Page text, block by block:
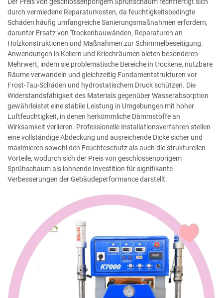
durch vermiedene Reparaturkosten, da feuchtigkeitsbedingte
Schäden häufig umfangreiche Sanierungsmaßnahmen erfordern,
darunter Ersatz von Trockenbauwänden, Reparaturen an
Holzkonstruktionen und Maßnahmen zur Schimmelbeseitigung.
Anwendungen in Kellern und Kriechräumen bieten besonderen
Mehrwert, indem sie problematische Bereiche in trockene, nutzbare
Räume verwandeln und gleichzeitig Fundamentstrukturen vor
Frost-Tau-Schäden und hydrostatischem Druck schützen. Die
Widerstandsfähigkeit des Materials gegenüber Wasserabsorption
gewährleistet eine stabile Leistung in Umgebungen mit hoher
Luftfeuchtigkeit, in denen herkömmliche Dämmstoffe an
Wirksamkeit verlieren. Professionelle Installationsverfahren stellen
eine vollständige Abdeckung und ausreichende Dicke sicher und
maximieren sowohl den Feuchteschutz als auch die strukturellen
Vorteile, wodurch sich der Preis von geschlossenporigem
Sprühschaum als lohnende Investition für signifikante
Verbesserungen der Gebäudeperformance darstellt.